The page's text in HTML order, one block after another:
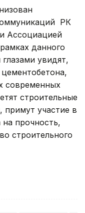
РК
Ассоциацией
данного
увидят,
современных
строительные
примут участие в
прочность,
строительного